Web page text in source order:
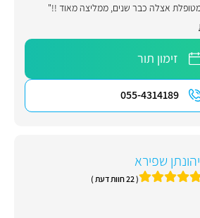
מטופלת אצלה כבר שנים, ממליצה מאוד !!"
זימון תור
055-4314189
שפירא
( 22 חוות דעת )